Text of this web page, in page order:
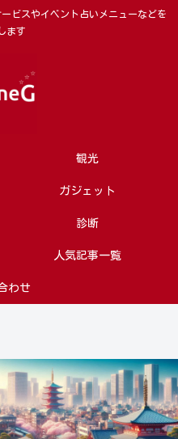
ービスやイベント占いメニューなどを
ます
観光
ガジェット
診断
人気記事一覧
わせ